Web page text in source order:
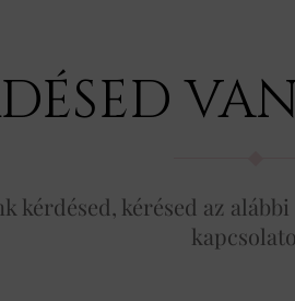
kérésed az